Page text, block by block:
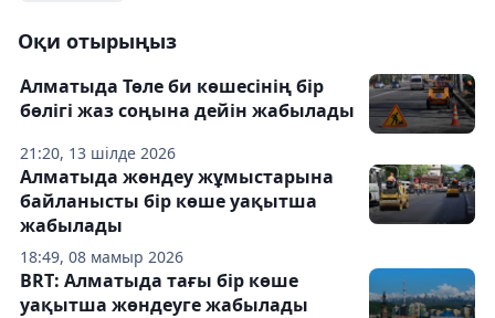
Оқи отырыңыз
21:20, 13 шілде 2026
Алматыда Төле би көшесінің бір
бөлігі жаз соңына дейін жабылады
18:49, 08 мамыр 2026
Алматыда жөндеу жұмыстарына
байланысты бір көше уақытша
жабылады
BRT: Алматыда тағы бір көше
уақытша жөндеуге жабылады